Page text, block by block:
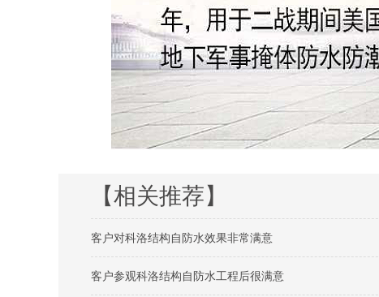
【相关推荐】
客户对科洛结构自防水效果非常满意
客户参观科洛结构自防水工程后很满意